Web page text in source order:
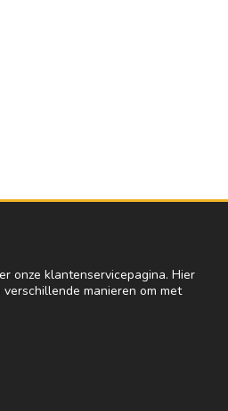
onze klantenservicepagina. Hier
manieren om met